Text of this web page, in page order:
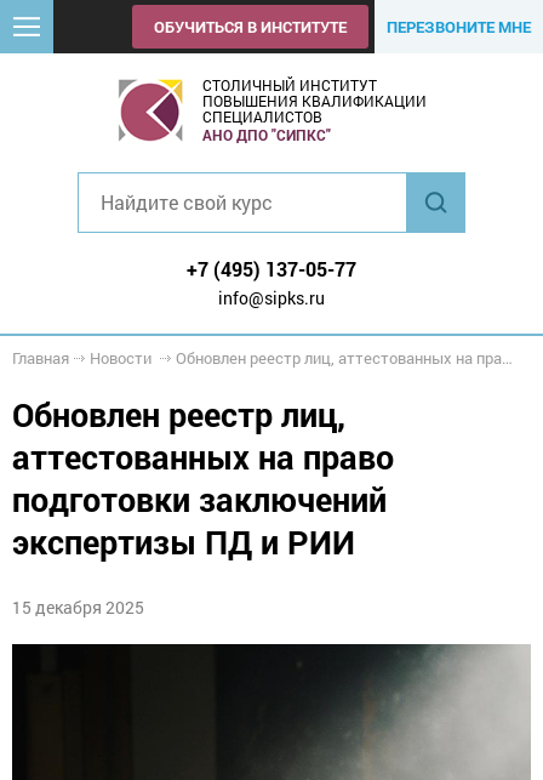
ОБУЧИТЬСЯ В ИНСТИТУТЕ ПЕРЕЗВОНИТЕ МНЕ
СТОЛИЧНЫЙ ИНСТИТУТ
ПОВЫШЕНИЯ КВАЛИФИКАЦИИ
СПЕЦИАЛИСТОВ
АНО ДПО "СИПКС"
+7 (495) 137-05-77
info@sipks.ru
Главная Новости Обновлен реестр лиц, аттестованных на право подготовки заключений экспертизы ПД и РИИ
Обновлен реестр лиц,
аттестованных на право
подготовки заключений
экспертизы ПД и РИИ
15 декабря 2025